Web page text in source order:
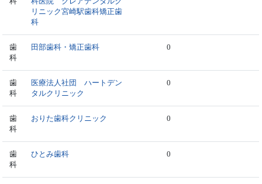
リニック宮崎駅歯科矯正歯
科
歯
科
田部歯科・矯正歯科 0
歯
科
医療法人社団 ハートデン
タルクリニック
0
歯
科
おりた歯科クリニック 0
歯
科
ひとみ歯科 0